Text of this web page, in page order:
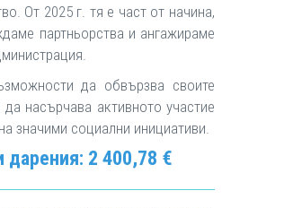
От 2025 г. тя е част от начина,
партньорства и ангажираме
да обвързва своите
насърчава активното участие
значими социални инициативи.
2 400,78 €